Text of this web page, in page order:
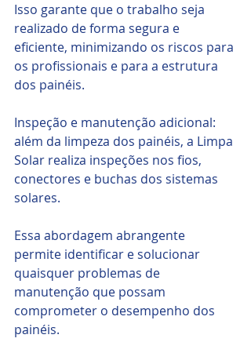
Isso garante que o trabalho seja
realizado de forma segura e
eficiente, minimizando os riscos para
os profissionais e para a estrutura
dos painéis.
Inspeção e manutenção adicional:
além da limpeza dos painéis, a Limpa
Solar realiza inspeções nos fios,
conectores e buchas dos sistemas
solares.
Essa abordagem abrangente
permite identificar e solucionar
quaisquer problemas de
manutenção que possam
comprometer o desempenho dos
painéis.